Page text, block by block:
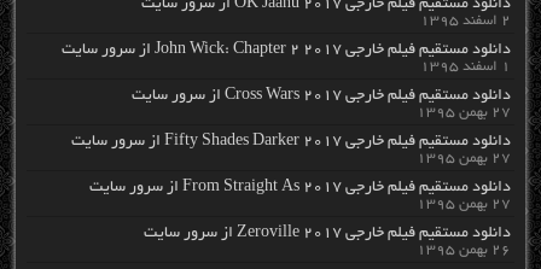
دانلود مستقیم فیلم خارجی OK Jaanu 2017 از سرور سایت
۲ اسفند ۱۳۹۵
دانلود مستقیم فیلم خارجی John Wick: Chapter 2 2017 از سرور سایت
۱ اسفند ۱۳۹۵
دانلود مستقیم فیلم خارجی Cross Wars 2017 از سرور سایت
۲۷ بهمن ۱۳۹۵
دانلود مستقیم فیلم خارجی Fifty Shades Darker 2017 از سرور سایت
۲۷ بهمن ۱۳۹۵
دانلود مستقیم فیلم خارجی From Straight As 2017 از سرور سایت
۲۷ بهمن ۱۳۹۵
دانلود مستقیم فیلم خارجی Zeroville 2017 از سرور سایت
۲۶ بهمن ۱۳۹۵